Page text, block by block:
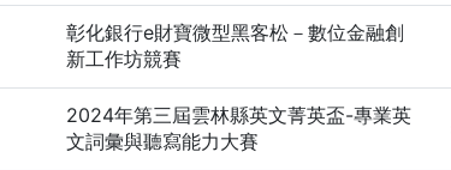
彰化銀行e財寶微型黑客松－數位金融創
新工作坊競賽
2024年第三屆雲林縣英文菁英盃-專業英
文詞彙與聽寫能力大賽